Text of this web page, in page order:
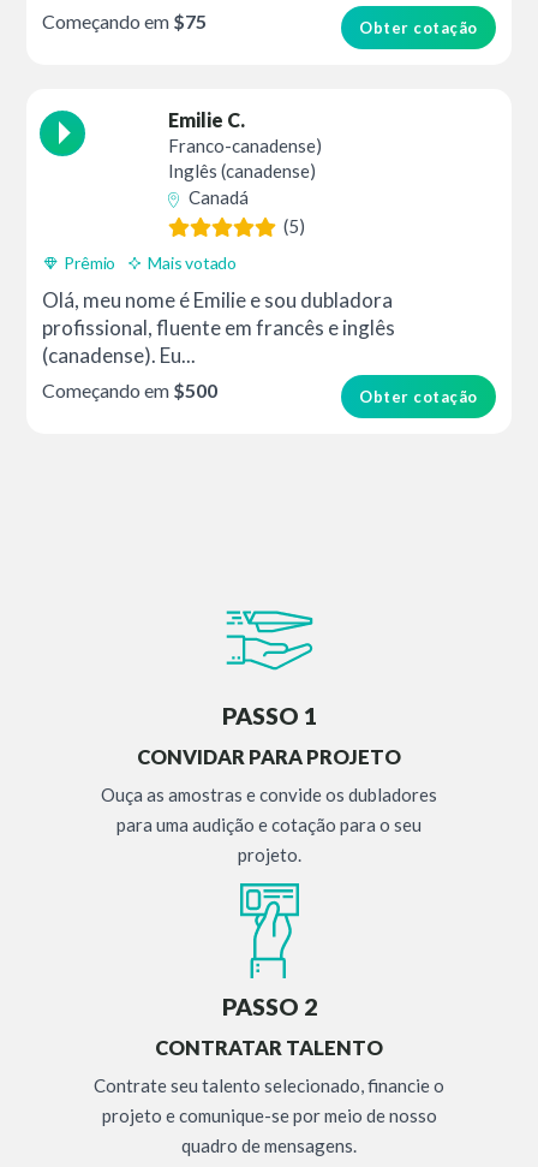
Obter cotação
Começando em $75
Emilie C.
Franco-canadense)
Inglês (canadense)
Canadá
(5)
Prêmio Mais votado
Olá, meu nome é Emilie e sou dubladora
profissional, fluente em francês e inglês
(canadense). Eu...
Obter cotação
Começando em $500
PASSO 1
CONVIDAR PARA PROJETO
Ouça as amostras e convide os dubladores
para uma audição e cotação para o seu
projeto.
PASSO 2
CONTRATAR TALENTO
Contrate seu talento selecionado, financie o
projeto e comunique-se por meio de nosso
quadro de mensagens.